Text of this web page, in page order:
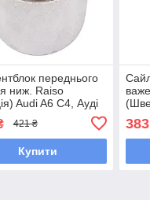
переднього
ниж. Raiso
Audi A6 C4, Ауді
94- #RL-4D0183A
421 ₴
Купити
383